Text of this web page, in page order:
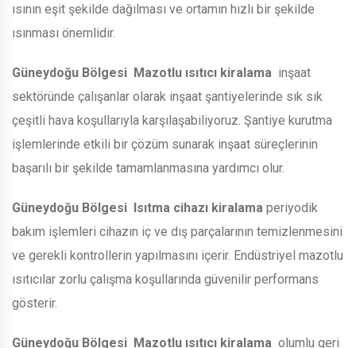
ısının eşit şekilde dağılması ve ortamın hızlı bir şekilde
ısınması önemlidir.
Güneydoğu Bölgesi Mazotlu ısıtıcı kiralama inşaat
sektöründe çalışanlar olarak inşaat şantiyelerinde sık sık
çeşitli hava koşullarıyla karşılaşabiliyoruz. Şantiye kurutma
işlemlerinde etkili bir çözüm sunarak inşaat süreçlerinin
başarılı bir şekilde tamamlanmasına yardımcı olur.
Güneydoğu Bölgesi Isıtma cihazı kiralama periyodik
bakım işlemleri cihazın iç ve dış parçalarının temizlenmesini
ve gerekli kontrollerin yapılmasını içerir. Endüstriyel mazotlu
ısıtıcılar zorlu çalışma koşullarında güvenilir performans
gösterir.
Güneydoğu Bölgesi Mazotlu ısıtıcı kiralama olumlu geri